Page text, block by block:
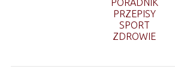
PORADNIK
PRZEPISY
SPORT
ZDROWIE